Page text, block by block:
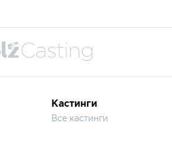
Кастинги
Все кастинги